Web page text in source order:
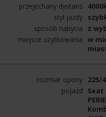
przejechany dystans
styl jazdy
sposób nabycia
z
miejsce użytkowania w
rozmiar opony 225/
pojazd
Seat